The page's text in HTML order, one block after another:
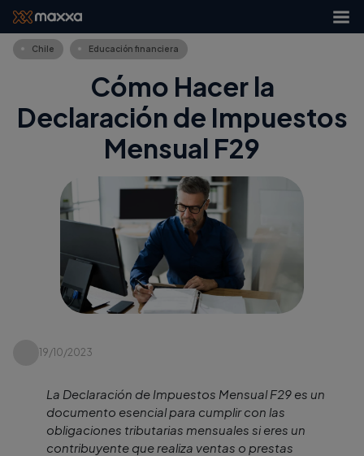
Chile Educación financiera
Cómo Hacer la
Declaración de Impuestos
Mensual F29
19/10/2023
La Declaración de Impuestos Mensual F29 es un
documento esencial para cumplir con las
obligaciones tributarias mensuales si eres un
contribuyente que realiza ventas o prestas